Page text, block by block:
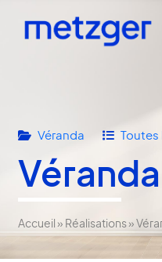
Véranda
Accueil » Réalisations»